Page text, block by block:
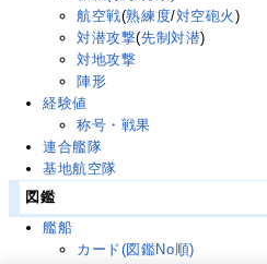
航空戦(熟練度/対空砲火 )
対潜攻撃(先制対潜)
対地攻撃
陣形
経験値
称号・戦果
連合艦隊
基地航空隊
図鑑
艦船
カード(図鑑No順)